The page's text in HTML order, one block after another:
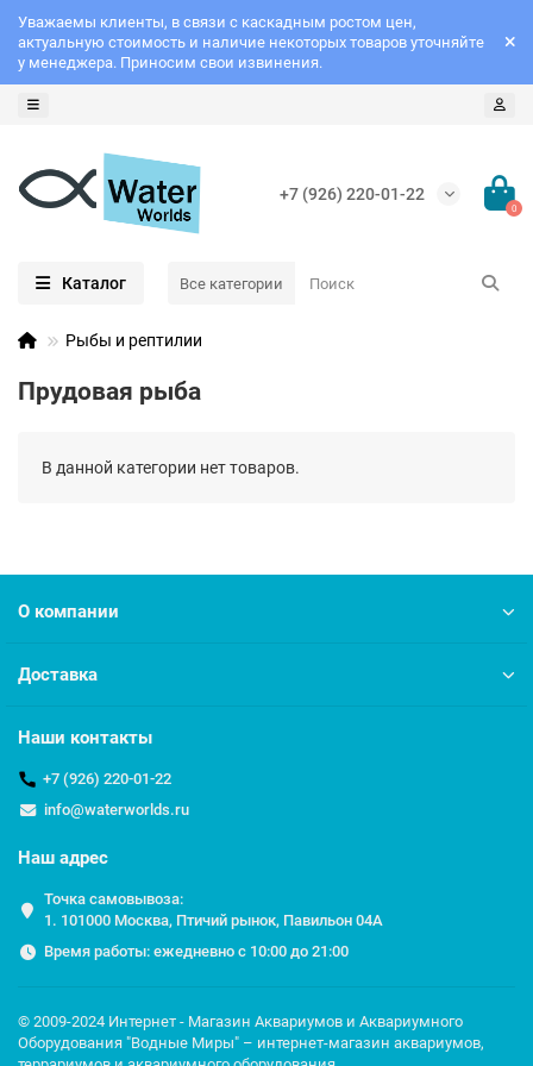
Уважаемы клиенты, в связи с каскадным ростом цен,
актуальную стоимость и наличие некоторых товаров уточняйте
у менеджера. Приносим свои извинения.
+7 (926) 220-01-22
0
Каталог Все категории
Рыбы и рептилии
Прудовая рыба
В данной категории нет товаров.
О компании
Доставка
Наши контакты
+7 (926) 220-01-22
info@waterworlds.ru
Наш адрес
Точка самовывоза:
1. 101000 Москва, Птичий рынок, Павильон 04A
Время работы: ежедневно с 10:00 до 21:00
© 2009-2024 Интернет - Магазин Аквариумов и Аквариумного
Оборудования "Водные Миры" – интернет-магазин аквариумов,